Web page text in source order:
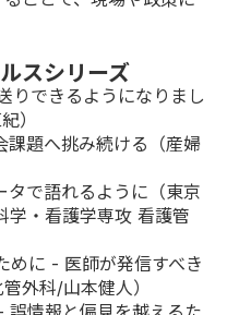
スシリーズ
りできるようになりまし
）
課題へ挑み続ける（産婦
タで語れるように（東京
学・看護学専攻 看護管
めに - 医師が発信すべき
外科/山本健人）